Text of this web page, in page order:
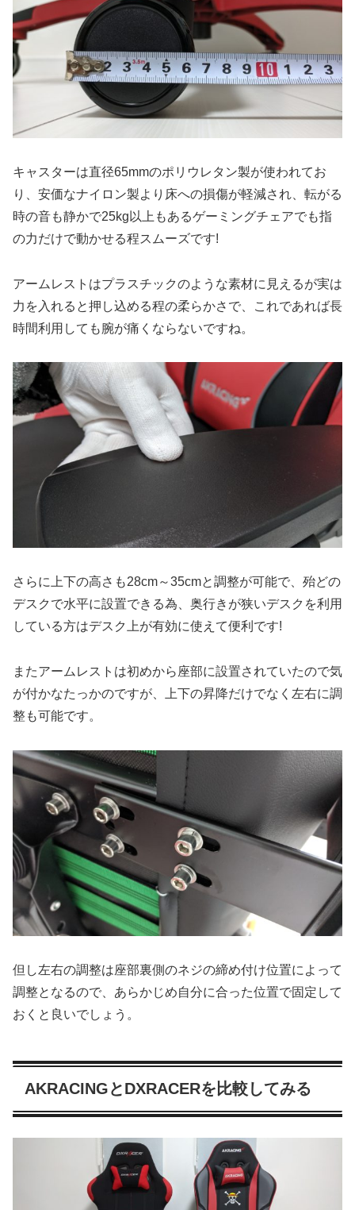
キャスターは直径65mmのポリウレタン製が使われてお
り、安価なナイロン製より床への損傷が軽減され、転がる
時の音も静かで25kg以上もあるゲーミングチェアでも指
の力だけで動かせる程スムーズです!
アームレストはプラスチックのような素材に見えるが実は
力を入れると押し込める程の柔らかさで、これであれば長
時間利用しても腕が痛くならないですね。
さらに上下の高さも28cm～35cmと調整が可能で、殆どの
デスクで水平に設置できる為、奥行きが狭いデスクを利用
している方はデスク上が有効に使えて便利です!
またアームレストは初めから座部に設置されていたので気
が付かなたっかのですが、上下の昇降だけでなく左右に調
整も可能です。
但し左右の調整は座部裏側のネジの締め付け位置によって
調整となるので、あらかじめ自分に合った位置で固定して
おくと良いでしょう。
AKRACINGとDXRACERを比較してみる